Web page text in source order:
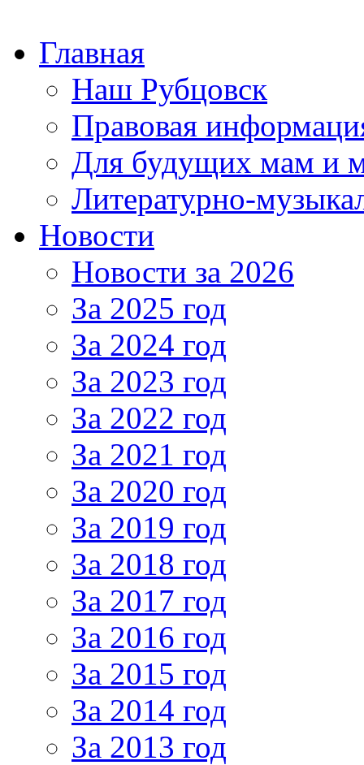
Главная
Наш Рубцовск
Правовая
Для будущих мам и
Литературно-
Новости
Новости за 2026
За 2025 год
За 2024 год
За 2023 год
За 2022 год
За 2021 год
За 2020 год
За 2019 год
За 2018 год
За 2017 год
За 2016 год
За 2015 год
За 2014 год
За 2013 год